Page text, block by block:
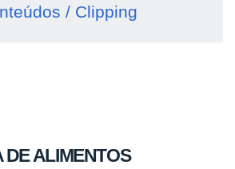
/ Clipping
ALIMENTOS